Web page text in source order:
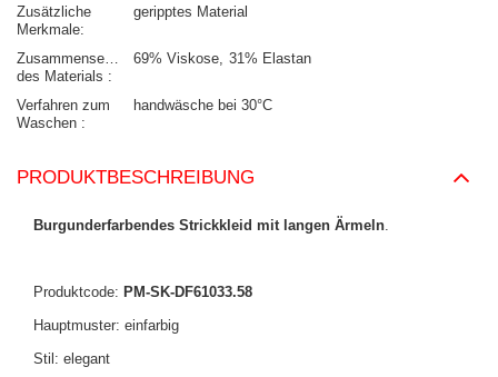
Zusätzliche
Merkmale
geripptes Material
Zusammensetzung
des Materials
69% Viskose 31% Elastan
Verfahren zum
Waschen
handwäsche bei 30°C
PRODUKTBESCHREIBUNG
Burgunderfarbendes Strickkleid mit langen Ärmeln
Produktcode: PM-SK-DF61033.58
Hauptmuster: einfarbig
Stil: elegant